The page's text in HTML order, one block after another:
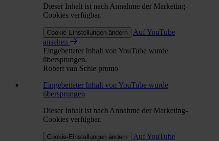
Dieser Inhalt ist nach Annahme der Marketing-
Cookies verfügbar.
Cookie-Einstellungen ändern
Auf YouTube
ansehen
Eingebetteter Inhalt von YouTube wurde
übersprungen.
Robert van Schie promo
Eingebetteter Inhalt von YouTube wurde
übersprungen
Dieser Inhalt ist nach Annahme der Marketing-
Cookies verfügbar.
Cookie-Einstellungen ändern
Auf YouTube